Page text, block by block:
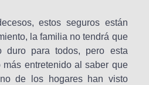
estos seguros están
la familia no tendrá que
duro para todos, pero esta
entretenido al saber que
de los hogares han visto